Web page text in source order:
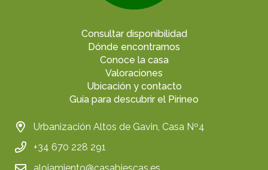
Consultar disponibilidad
Dónde encontrarnos
Conoce la casa
Valoraciones
Ubicación y contacto
Guía para descubrir el Pirineo
Urbanización Altos de Gavin, Casa Nº4
+34 670 228 291